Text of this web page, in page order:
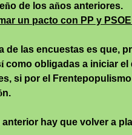
ño de los años anteriores.
un pacto con PP y
de las encuestas es que,
ícomo obligadas a iniciar el
si por el Frentepopulismo
n.
anterior hay que volver a